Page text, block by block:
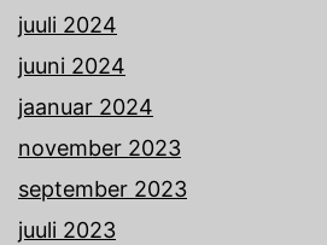
juuli 2024
juuni 2024
jaanuar 2024
november 2023
september 2023
juuli 2023